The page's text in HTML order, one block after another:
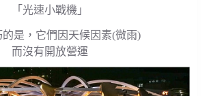
「光速小戰機」
是，它們因天候因素(微雨)
而沒有開放營運